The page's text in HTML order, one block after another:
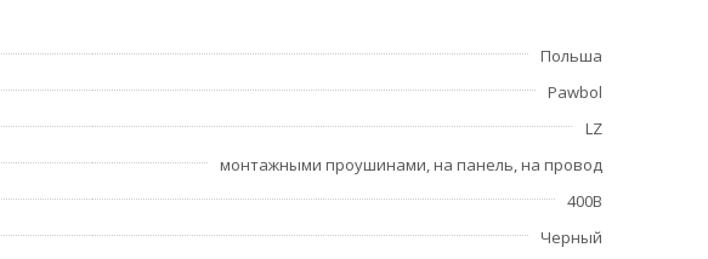
Польша
Pawbol
LZ
монтажными проушинами, на панель, на провод
400В
Черный